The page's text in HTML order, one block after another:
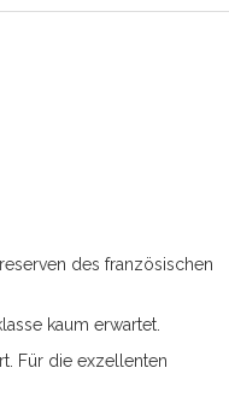
des französischen
kaum erwartet.
Für die exzellenten